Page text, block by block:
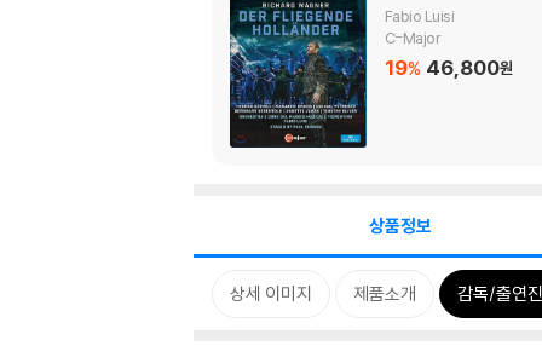
Fabio Luisi
C-Major
19% 46,800원
상품정보
상세 이미지 제품소개 감독/출연